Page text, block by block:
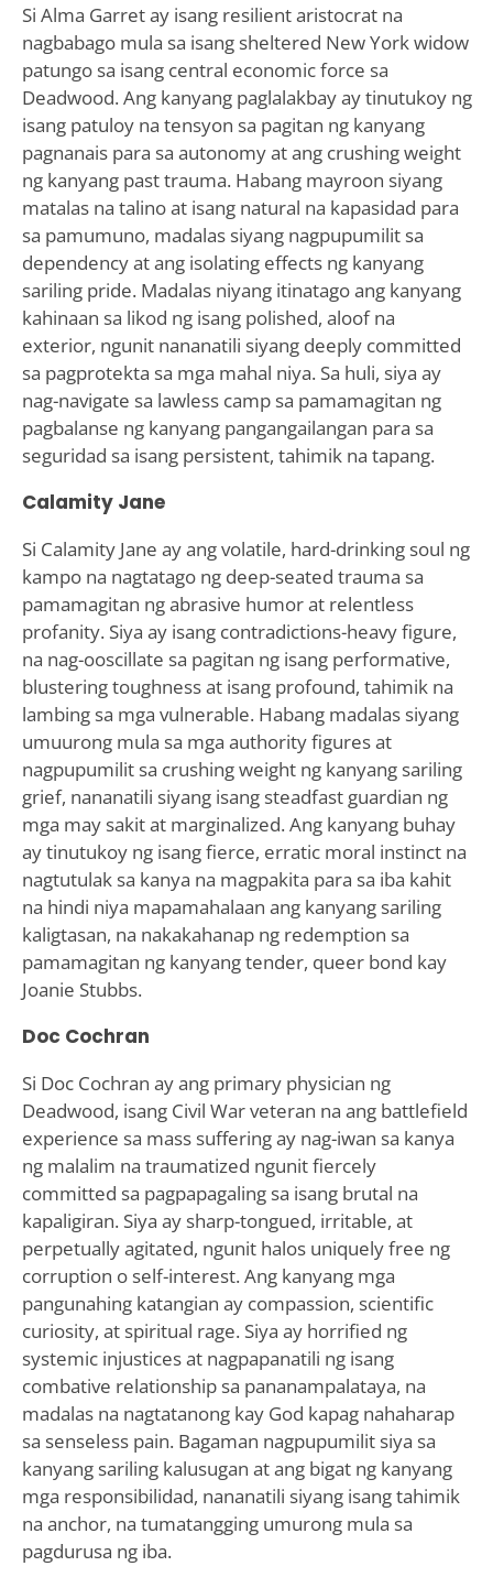
Si Alma Garret ay isang resilient aristocrat na
nagbabago mula sa isang sheltered New York widow
patungo sa isang central economic force sa
Deadwood. Ang kanyang paglalakbay ay tinutukoy ng
isang patuloy na tensyon sa pagitan ng kanyang
pagnanais para sa autonomy at ang crushing weight
ng kanyang past trauma. Habang mayroon siyang
matalas na talino at isang natural na kapasidad para
sa pamumuno, madalas siyang nagpupumilit sa
dependency at ang isolating effects ng kanyang
sariling pride. Madalas niyang itinatago ang kanyang
kahinaan sa likod ng isang polished, aloof na
exterior, ngunit nananatili siyang deeply committed
sa pagprotekta sa mga mahal niya. Sa huli, siya ay
nag-navigate sa lawless camp sa pamamagitan ng
pagbalanse ng kanyang pangangailangan para sa
seguridad sa isang persistent, tahimik na tapang.
Calamity Jane
Si Calamity Jane ay ang volatile, hard-drinking soul ng
kampo na nagtatago ng deep-seated trauma sa
pamamagitan ng abrasive humor at relentless
profanity. Siya ay isang contradictions-heavy figure,
na nag-ooscillate sa pagitan ng isang performative,
blustering toughness at isang profound, tahimik na
lambing sa mga vulnerable. Habang madalas siyang
umuurong mula sa mga authority figures at
nagpupumilit sa crushing weight ng kanyang sariling
grief, nananatili siyang isang steadfast guardian ng
mga may sakit at marginalized. Ang kanyang buhay
ay tinutukoy ng isang fierce, erratic moral instinct na
nagtutulak sa kanya na magpakita para sa iba kahit
na hindi niya mapamahalaan ang kanyang sariling
kaligtasan, na nakakahanap ng redemption sa
pamamagitan ng kanyang tender, queer bond kay
Joanie Stubbs.
Doc Cochran
Si Doc Cochran ay ang primary physician ng
Deadwood, isang Civil War veteran na ang battlefield
experience sa mass suffering ay nag-iwan sa kanya
ng malalim na traumatized ngunit fiercely
committed sa pagpapagaling sa isang brutal na
kapaligiran. Siya ay sharp-tongued, irritable, at
perpetually agitated, ngunit halos uniquely free ng
corruption o self-interest. Ang kanyang mga
pangunahing katangian ay compassion, scientific
curiosity, at spiritual rage. Siya ay horrified ng
systemic injustices at nagpapanatili ng isang
combative relationship sa pananampalataya, na
madalas na nagtatanong kay God kapag nahaharap
sa senseless pain. Bagaman nagpupumilit siya sa
kanyang sariling kalusugan at ang bigat ng kanyang
mga responsibilidad, nananatili siyang isang tahimik
na anchor, na tumatangging umurong mula sa
pagdurusa ng iba.